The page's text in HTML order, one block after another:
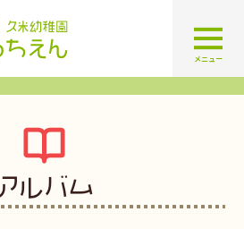
認定こども園 学校法人久米幼
メニュー
アルバム